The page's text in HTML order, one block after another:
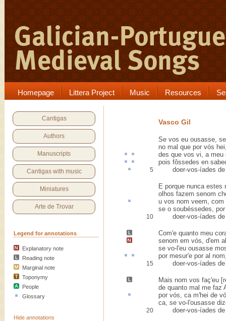
Homepage Littera Project Music Resources
Cantigas
Authors
Manuscripts
Cantigas with music
Miniatures
Arte de Trovar
Legend for annotations
Explanatory note
Reading note
Marginal note
Toponymy
People
Glossary
Hide annotations
Vasco Gil
Se vos eu ousasse,
no mal que por vós
des que vos vi, a meu
pois fôssedes en
5 doer-vos-íades
E porque nunca estes
olhos fazem senom
u vos nom veem, com
se o soubéssedes,
10 doer-vos-íades de
Com'e quanto meu
senom em vós, d'em
se vo-l'eu ousasse
por mesur'e por al nom
15 doer-vos-íades de
Mais nom vos faç'eu
de quanto mal me faz
por vós, cam'hei de
ca, se vo-l'ousasse
20 doer-vos-íades de